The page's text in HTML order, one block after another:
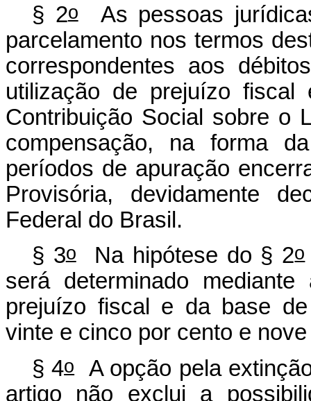
§ 2oAs pessoas
parcelamento nos termos
correspondentes aos
utilização de prejuízo
Contribuição Social sobre o
compensação, na forma
períodos de apuração
Provisória, devidamente
Federal do Brasil.
§ 3oNa hipótese do § 2o
será determinado
prejuízo fiscal e da base
vinte e cinco por cento e
§ 4oA opção pela
artigo não exclui a